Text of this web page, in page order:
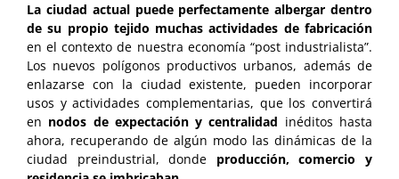
La ciudad actual puede perfectamente albergar dentro
de su propio tejido muchas actividades de fabricación
en el contexto de nuestra economía “post industrialista”.
Los nuevos polígonos productivos urbanos, además de
enlazarse con la ciudad existente, pueden incorporar
usos y actividades complementarias, que los convertirá
en nodos de expectación y centralidad inéditos hasta
ahora, recuperando de algún modo las dinámicas de la
ciudad preindustrial, donde producción, comercio y